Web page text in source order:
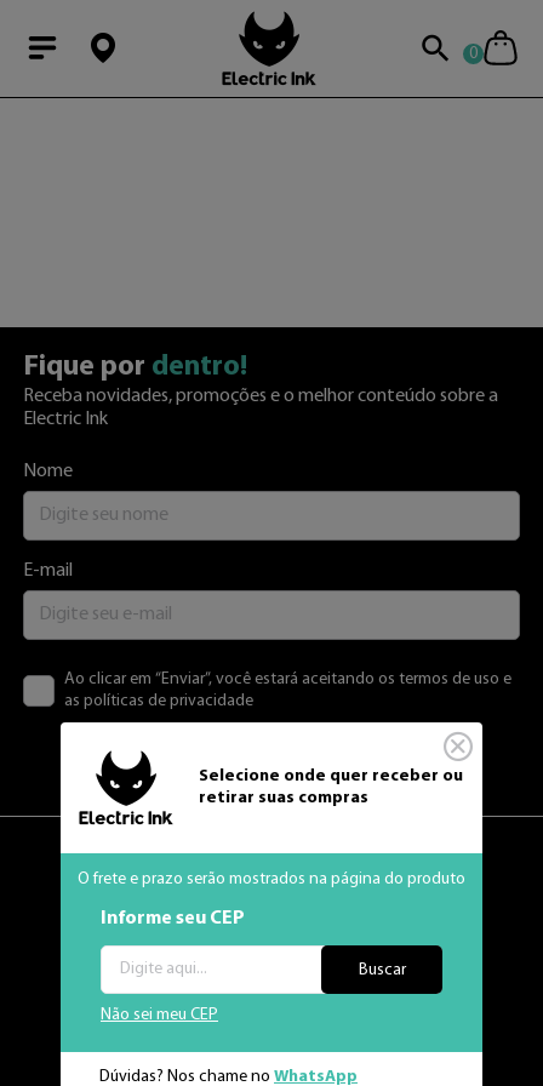
Modal0
Fique por dentro!
Receba novidades, promoções e o melhor conteúdo sobre a
Electric Ink
Nome
E-mail
Ao clicar em “Enviar”, você estará aceitando os termos de uso e
as políticas de privacidade
Selecione onde quer receber ou
retirar suas compras
O frete e prazo serão mostrados na página do produto
Informe seu CEP
Buscar
Não sei meu CEP
Dúvidas? Nos chame no WhatsApp